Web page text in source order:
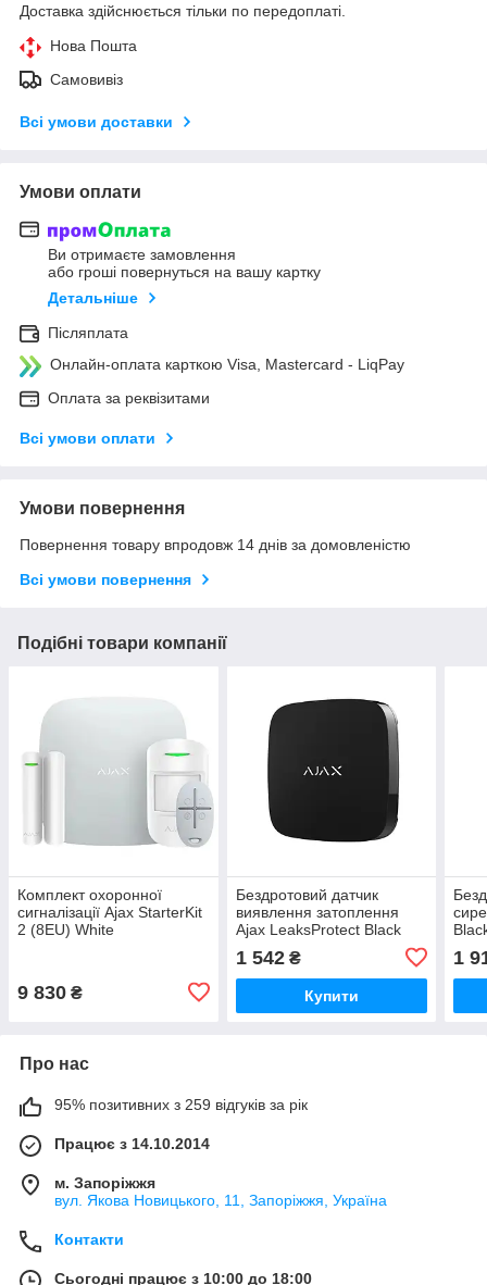
Доставка здійснюється тільки по передоплаті.
Нова Пошта
Самовивіз
Всі умови доставки
Умови оплати
Ви отримаєте замовлення
або гроші повернуться на вашу картку
Детальніше
Післяплата
Онлайн-оплата карткою Visa, Mastercard - LiqPay
Оплата за реквізитами
Всі умови оплати
Умови повернення
Повернення товару впродовж 14 днів за домовленістю
Всі умови повернення
Подібні товари компанії
Комплект охоронної
сигналізації Ajax StarterKit
2 (8EU) White
9 830 ₴
Бездротовий датчик
виявлення затоплення
Ajax LeaksProtect Black
1 542₴
Купити
1
Про нас
95% позитивних з 259 відгуків за рік
Працює з 14.10.2014
м. Запоріжжя
вул. Якова Новицького, 11, Запоріжжя, Україна
Контакти
Сьогодні працює з 10:00 до 18:00